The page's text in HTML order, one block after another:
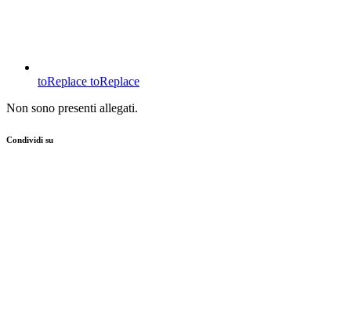
toReplace toReplace
Non sono presenti allegati.
Condividi su